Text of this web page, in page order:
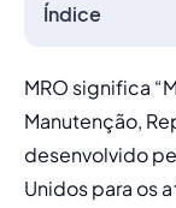
Índice
MRO significa
Manutenção,
desenvolvido
Unidos para os